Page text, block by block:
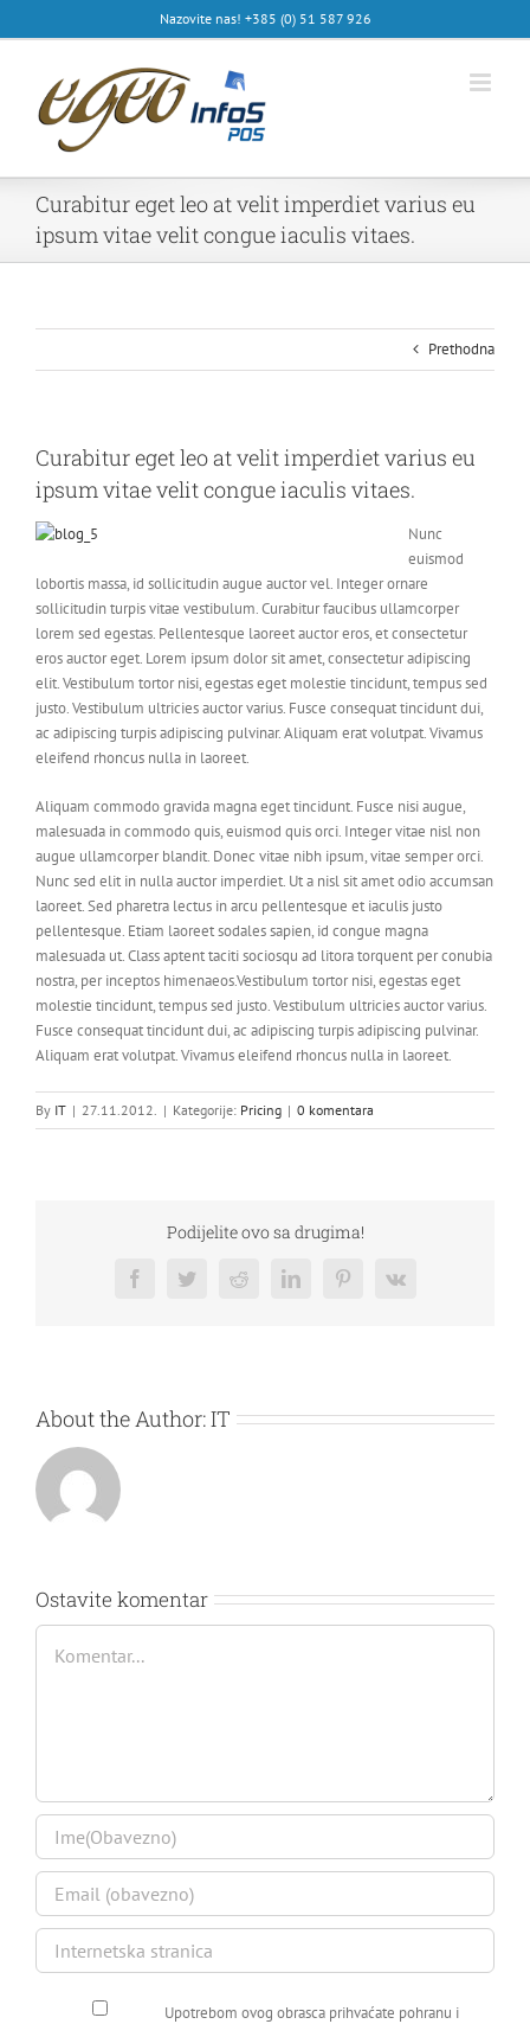
to
Nazovite nas! +385 (0) 51 587 926
Curabitur eget leo at velit imperdiet varius eu
ipsum vitae velit congue iaculis vitaes.
Prethodna
Curabitur eget leo at velit imperdiet varius eu
ipsum vitae velit congue iaculis vitaes.
Nunc
euismod
lobortis massa, id sollicitudin augue auctor vel. Integer ornare
sollicitudin turpis vitae vestibulum. Curabitur faucibus ullamcorper
lorem sed egestas. Pellentesque laoreet auctor eros, et consectetur
eros auctor eget. Lorem ipsum dolor sit amet, consectetur adipiscing
elit. Vestibulum tortor nisi, egestas eget molestie tincidunt, tempus sed
justo. Vestibulum ultricies auctor varius. Fusce consequat tincidunt dui,
ac adipiscing turpis adipiscing pulvinar. Aliquam erat volutpat. Vivamus
eleifend rhoncus nulla in laoreet.
Aliquam commodo gravida magna eget tincidunt. Fusce nisi augue,
malesuada in commodo quis, euismod quis orci. Integer vitae nisl non
augue ullamcorper blandit. Donec vitae nibh ipsum, vitae semper orci.
Nunc sed elit in nulla auctor imperdiet. Ut a nisl sit amet odio accumsan
laoreet. Sed pharetra lectus in arcu pellentesque et iaculis justo
pellentesque. Etiam laoreet sodales sapien, id congue magna
malesuada ut. Class aptent taciti sociosqu ad litora torquent per conubia
nostra, per inceptos himenaeos.Vestibulum tortor nisi, egestas eget
molestie tincidunt, tempus sed justo. Vestibulum ultricies auctor varius.
Fusce consequat tincidunt dui, ac adipiscing turpis adipiscing pulvinar.
Aliquam erat volutpat. Vivamus eleifend rhoncus nulla in laoreet.
By IT | 27.11.2012. | Kategorije: Pricing | 0 komentara
Podijelite ovo sa drugima!
FacebookTwitterRedditLinkedInPinterest
Vk
About the Author:IT
Ostavite komentar
Comment
Upotrebom ovog obrasca prihvaćate pohranu i